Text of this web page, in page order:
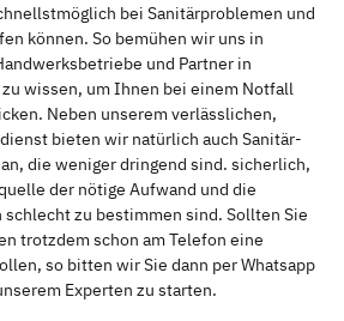
bei Sanitärproblemen und
können. So bemühen wir uns in
und Partner in
wissen, um Ihnen bei einem Notfall
Neben unserem verlässlichen,
bieten wir natürlich auch Sanitär-
die weniger dringend sind. sicherlich,
der nötige Aufwand und die
zu bestimmen sind. Sollten Sie
trotzdem schon am Telefon eine
so bitten wir Sie dann per Whatsapp
Experten zu starten.